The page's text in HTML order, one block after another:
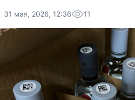
31 мая, 2026, 12:36 11